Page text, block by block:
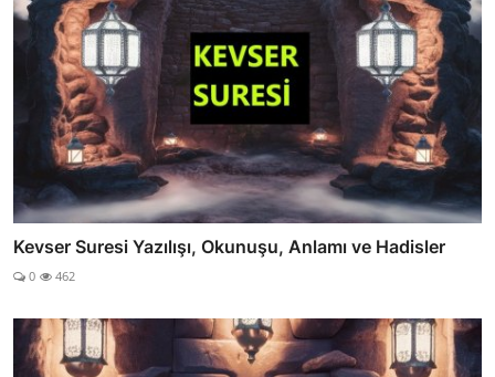
Kevser Suresi Yazılışı, Okunuşu, Anlamı ve Hadisler
0 462